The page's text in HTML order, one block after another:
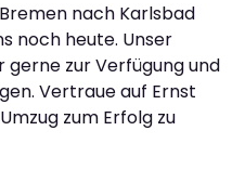
nach Karlsbad
noch heute. Unser
zur Verfügung und
Vertraue auf Ernst
zum Erfolg zu